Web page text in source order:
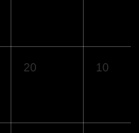
20 10